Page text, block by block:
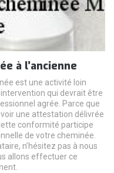
à l’ancienne
est une activité loin
intervention qui devrait être
agrée. Parce que
une attestation délivrée
conformité participe
de votre cheminée.
n’hésitez pas à nous
allons effectuer ce